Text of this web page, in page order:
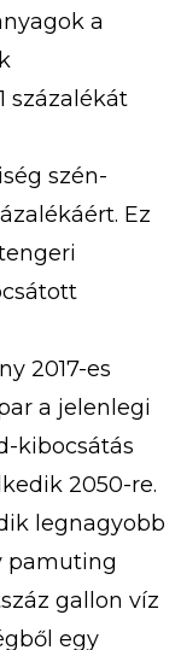
a
százalékát
szén-
Ez
2017-es
a jelenlegi
kibocsátás
2050-re.
legnagyobb
pamuting
gallon víz
egy